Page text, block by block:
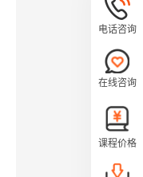
电话咨询
在线咨询
课程价格